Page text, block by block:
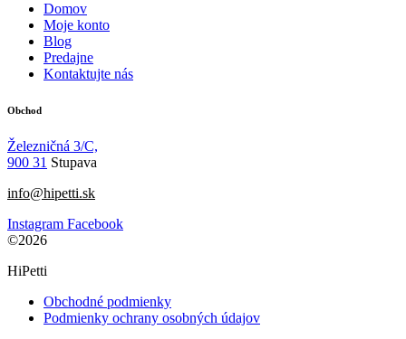
Domov
Moje konto
Blog
Predajne
Kontaktujte nás
Obchod
Železničná 3/C,
900 31 Stupava
info@hipetti.sk
Instagram Facebook
©2026
HiPetti
Obchodné podmienky
Podmienky ochrany osobných údajov